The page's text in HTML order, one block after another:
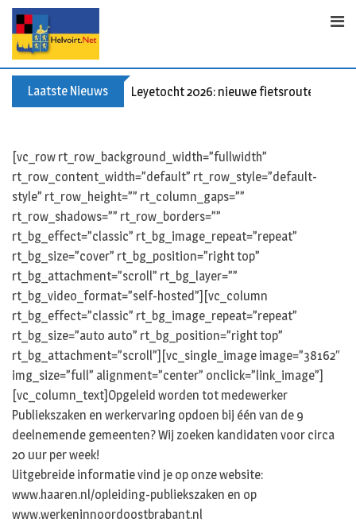
p
Laatste Nieuws Leyetocht 2026: nieuwe fietsroutes
[vc_row rt_row_background_width=”fullwidth”
rt_row_content_width=”default” rt_row_style=”default-
style” rt_row_height=”” rt_column_gaps=””
rt_row_shadows=”” rt_row_borders=””
rt_bg_effect=”classic” rt_bg_image_repeat=”repeat”
rt_bg_size=”cover” rt_bg_position=”right top”
rt_bg_attachment=”scroll” rt_bg_layer=””
rt_bg_video_format=”self-hosted”][vc_column
rt_bg_effect=”classic” rt_bg_image_repeat=”repeat”
rt_bg_size=”auto auto” rt_bg_position=”right top”
rt_bg_attachment=”scroll”][vc_single_image image=”38162″
img_size=”full” alignment=”center” onclick=”link_image”]
[vc_column_text]Opgeleid worden tot medewerker
Publiekszaken en werkervaring opdoen bij één van de 9
deelnemende gemeenten? Wij zoeken kandidaten voor circa
20 uur per week!
Uitgebreide informatie vind je op onze website:
www.haaren.nl/opleiding-publiekszaken en op
www.werkeninnoordoostbrabant.nl